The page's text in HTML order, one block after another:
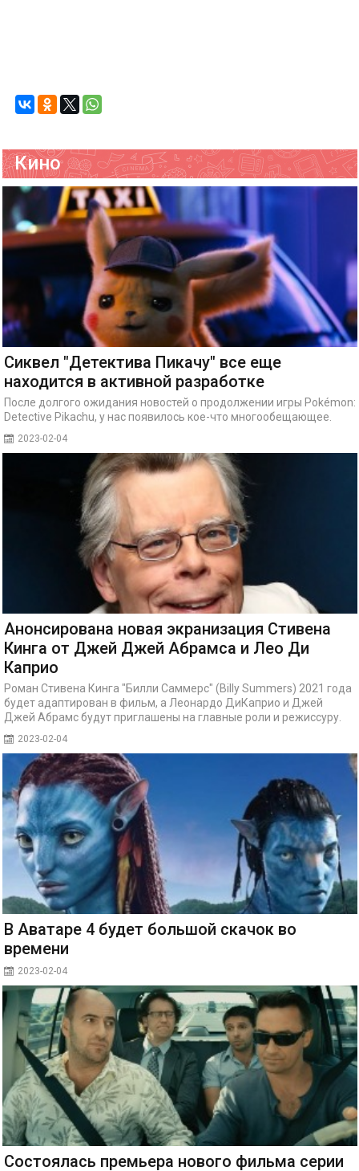
Кино
Сиквел "Детектива Пикачу" все еще
находится в активной разработке
После долгого ожидания новостей о продолжении игры Pokémon:
Detective Pikachu, у нас появилось кое-что многообещающее.
2023-02-04
Анонсирована новая экранизация Стивена
Кинга от Джей Джей Абрамса и Лео Ди
Каприо
Роман Стивена Кинга "Билли Саммерс" (Billy Summers) 2021 года
будет адаптирован в фильм, а Леонардо ДиКаприо и Джей
Джей Абрамс будут приглашены на главные роли и режиссуру.
2023-02-04
В Аватаре 4 будет большой скачок во
времени
2023-02-04
Состоялась премьера нового фильма серии